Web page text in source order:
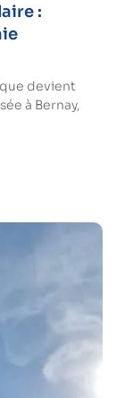
:
devient
à Bernay,